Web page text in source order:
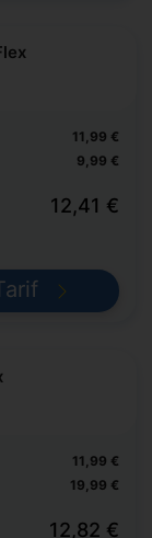
11,99 €
9,99 €
12,41 €
11,99 €
19,99 €
12,82 €